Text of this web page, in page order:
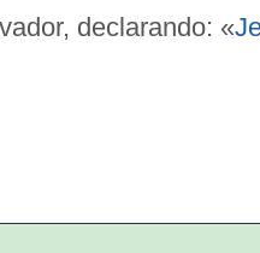
declarando: «